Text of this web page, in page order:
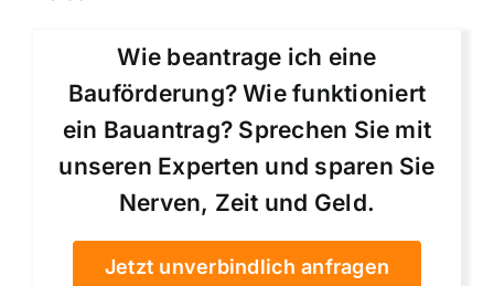
Wie beantrage ich eine
Bauförderung? Wie funktioniert
ein Bauantrag? Sprechen Sie mit
unseren Experten und sparen Sie
Nerven, Zeit und Geld.
Jetzt unverbindlich anfragen